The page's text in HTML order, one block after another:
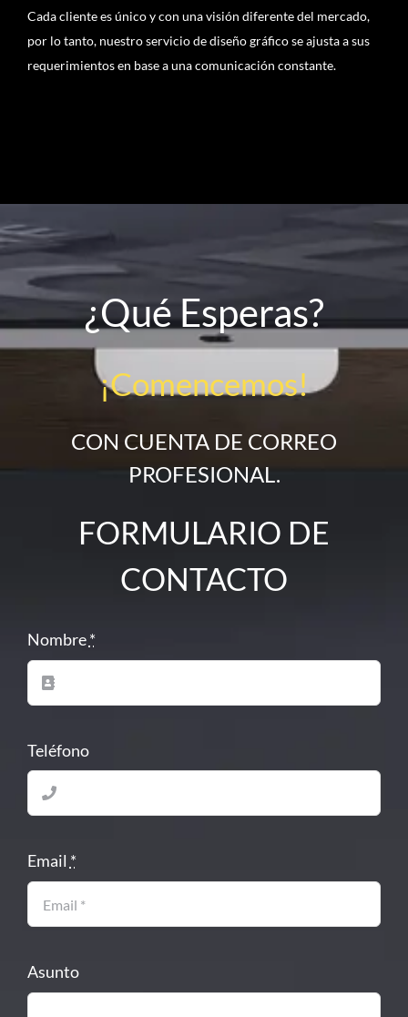
Cada cliente es único y con una visión diferente del mercado,
por lo tanto, nuestro servicio de diseño gráfico se ajusta a sus
requerimientos en base a una comunicación constante.
¿Qué Esperas?
¡Comencemos!
CON CUENTA DE CORREO
PROFESIONAL.
FORMULARIO DE
CONTACTO
Nombre*
Teléfono
Email *
Asunto